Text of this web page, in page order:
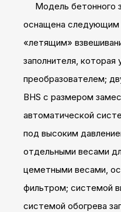
Модель бетонного
оснащена следующим
«летящим»
заполнителя,
преобразователем;
BHS с размером
автоматической
под высоким
отдельными весами
цеметными весами,
фильтром; системой
системой обогрева